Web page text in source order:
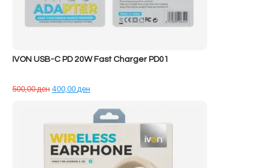
IVON USB-C PD 20W Fast Charger PD01
500,00денÇmimi
400,00ден
tanishëm
është: